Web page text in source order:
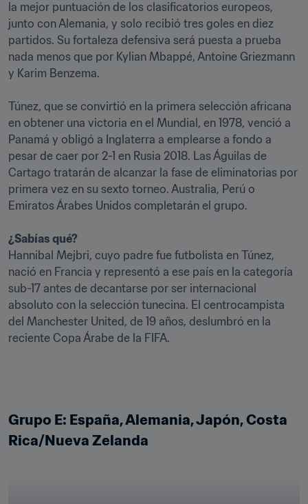
la mejor puntuación de los clasificatorios europeos,
junto con Alemania, y solo recibió tres goles en diez
partidos. Su fortaleza defensiva será puesta a prueba
nada menos que por Kylian Mbappé, Antoine Griezmann
y Karim Benzema.
Túnez, que se convirtió en la primera selección africana
en obtener una victoria en el Mundial, en 1978, venció a
Panamá y obligó a Inglaterra a emplearse a fondo a
pesar de caer por 2-1 en Rusia 2018. Las Águilas de
Cartago tratarán de alcanzar la fase de eliminatorias por
primera vez en su sexto torneo. Australia, Perú o
Emiratos Árabes Unidos completarán el grupo.
¿Sabías qué?
Hannibal Mejbri, cuyo padre fue futbolista en Túnez,
nació en Francia y representó a ese país en la categoría
sub-17 antes de decantarse por ser internacional
absoluto con la selección tunecina. El centrocampista
del Manchester United, de 19 años, deslumbró en la
reciente Copa Árabe de la FIFA.
Grupo E: España, Alemania, Japón, Costa
Rica/Nueva Zelanda